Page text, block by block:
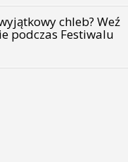
chleb? Weź
podczas Festiwalu